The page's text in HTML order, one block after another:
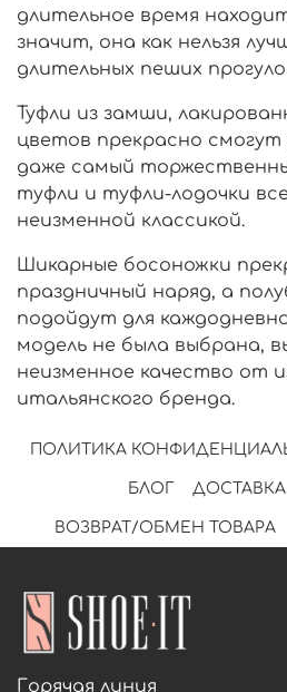
длительное время
значит, она как нельзя
длительных пеших
Туфли из замши,
цветов прекрасно
даже самый
туфли и туфли-лодочки
неизменной классикой.
Шикарные босоножки
праздничный наряд, а
подойдут для
модель не была выбрана,
неизменное качество от
итальянского бренда.
ПОЛИТИКА
БЛОГ ДОСТАВКА
ВОЗВРАТ/ОБМЕН ТОВАРА
Горячая линия